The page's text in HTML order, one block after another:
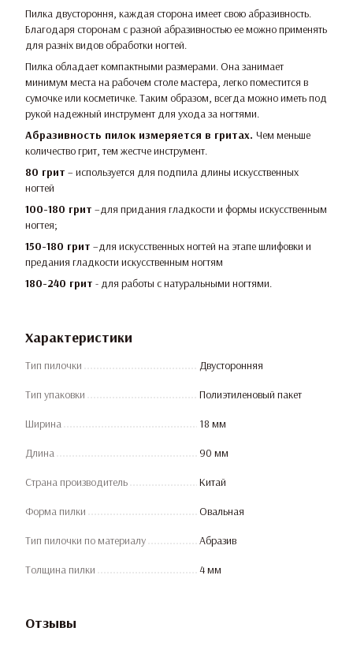
Пилка двустороння, каждая сторона имеет свою абразивность.
Благодаря сторонам с разной абразивностью ее можно применять
для разніх видов обработки ногтей.
Пилка обладает компактными размерами. Она занимает
минимум места на рабочем столе мастера, легко поместится в
сумочке или косметичке. Таким образом, всегда можно иметь под
рукой надежный инструмент для ухода за ногтями.
Абразивность пилок измеряется в гритах. Чем меньше
количество грит, тем жестче инструмент.
80 грит – используется для подпила длины искусственных
ногтей
100-180 грит –для придания гладкости и формы искусственным
ногтея;
150-180 грит –для искусственных ногтей на этапе шлифовки и
предания гладкости искусственным ногтям
180-240 грит - для работы с натуральными ногтями.
Характеристики
Тип пилочки Двусторонняя
Тип упаковки Полиэтиленовый пакет
Ширина 18 мм
Длина 90 мм
Страна производитель Китай
Форма пилки Овальная
Тип пилочки по материалу Абразив
Толщина пилки 4 мм
Отзывы